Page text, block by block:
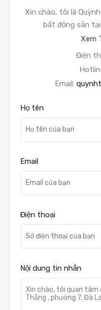
Xin chào, tôi là
bất động sản
Xem
Điện
Email:
Họ tên
Email
Điện thoại
Nội dung tin nhắn